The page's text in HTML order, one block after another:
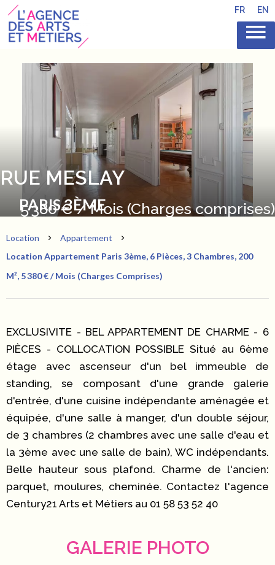
FR EN
RUE MESLAY
PARIS 3ÈME
5 380 € / Mois (Charges comprises)
Location
Appartement
Location Appartement Paris 3ème, 6 Pièces, 3 Chambres, 200
M², 5 380 € / Mois (Charges Comprises)
EXCLUSIVITE - BEL APPARTEMENT DE CHARME - 6
PIÈCES - COLLOCATION POSSIBLE Situé au 6ème
étage avec ascenseur d'un bel immeuble de
standing, se composant d'une grande galerie
d'entrée, d'une cuisine indépendante aménagée et
équipée, d'une salle à manger, d'un double séjour,
de 3 chambres (2 chambres avec une salle d'eau et
la 3ème avec une salle de bain), WC indépendants.
Belle hauteur sous plafond. Charme de l'ancien:
parquet, moulures, cheminée. Contactez l'agence
Century21 Arts et Métiers au 01 58 53 52 40
GALERIE PHOTO